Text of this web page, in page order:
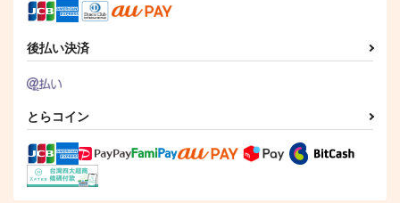
オレはお前に推されたい!! 隠れ狼と流され子羊
後払い決済
とらコイン